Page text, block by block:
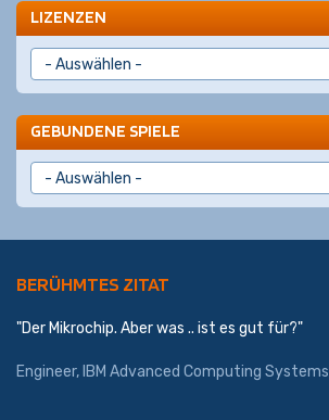
LIZENZEN
GEBUNDENE SPIELE
BERÜHMTES ZITAT
"Der Mikrochip. Aber was .. ist es gut für?"
Engineer, IBM Advanced Computing Systems